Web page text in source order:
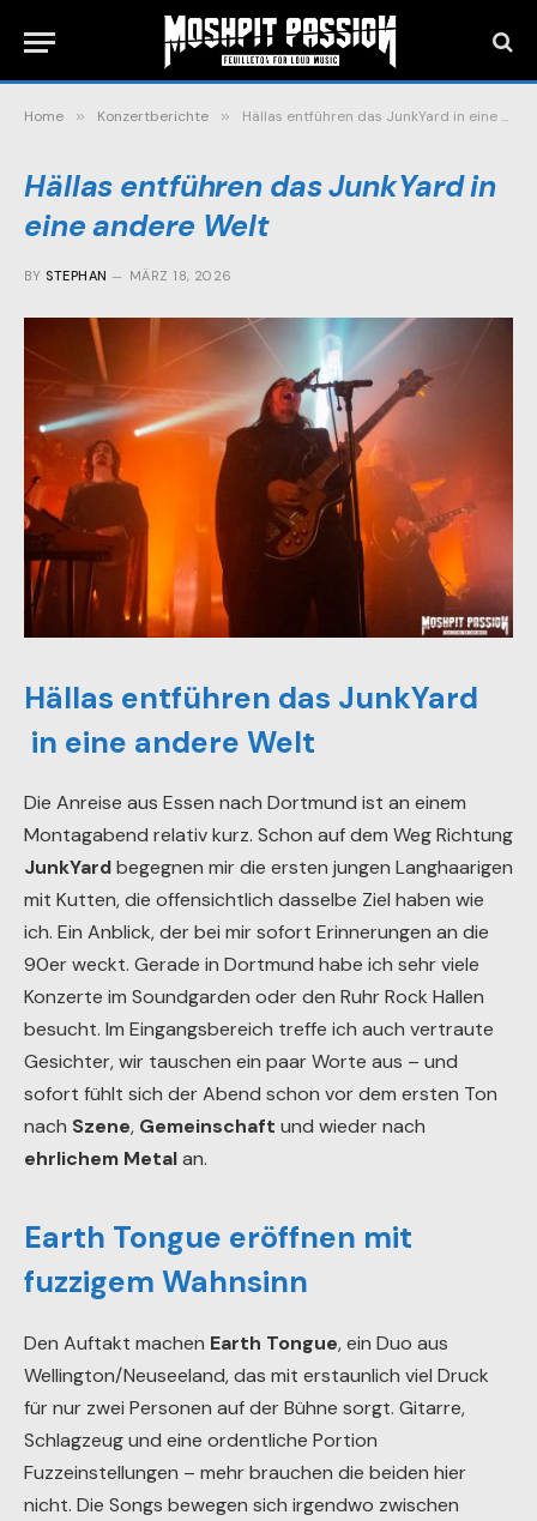
Home » Konzertberichte » Hällas entführen das JunkYard in eine andere Welt
Hällas entführen das JunkYard in
eine andere Welt
BY STEPHAN MÄRZ 18, 2026
Hällas entführen das JunkYard
in eine andere Welt
Die Anreise aus Essen nach Dortmund ist an einem
Montagabend relativ kurz. Schon auf dem Weg Richtung
JunkYardbegegnen mir die ersten jungen Langhaarigen
mit Kutten, die offensichtlich dasselbe Ziel haben wie
ich. Ein Anblick, der bei mir sofort Erinnerungen an die
90er weckt. Gerade in Dortmund habe ich sehr viele
Konzerte im Soundgarden oder den Ruhr Rock Hallen
besucht. Im Eingangsbereich treffe ich auch vertraute
Gesichter, wir tauschen ein paar Worte aus – und
sofort fühlt sich der Abend schon vor dem ersten Ton
nach Szene, Gemeinschaft und wieder nach
ehrlichem Metalan.
Earth Tongue eröffnen mit
fuzzigem Wahnsinn
Den Auftakt machen Earth Tongue, ein Duo aus
Wellington/Neuseeland, das mit erstaunlich viel Druck
für nur zwei Personen auf der Bühne sorgt. Gitarre,
Schlagzeug und eine ordentliche Portion
Fuzzeinstellungen – mehr brauchen die beiden hier
nicht. Die Songs bewegen sich irgendwo zwischen